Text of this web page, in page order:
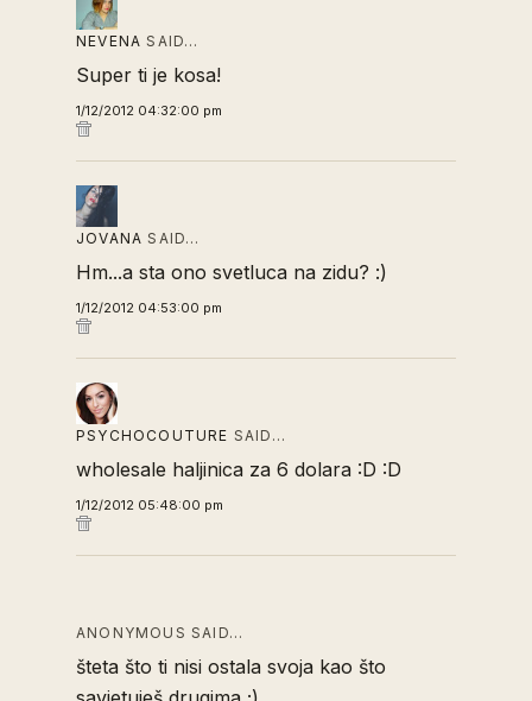
NEVENA SAID…
Super ti je kosa!
1/12/2012 04:32:00 pm
JOVANA SAID…
Hm...a sta ono svetluca na zidu? :)
1/12/2012 04:53:00 pm
PSYCHOCOUTURE SAID…
wholesale haljinica za 6 dolara :D :D
1/12/2012 05:48:00 pm
ANONYMOUS SAID…
šteta što ti nisi ostala svoja kao što